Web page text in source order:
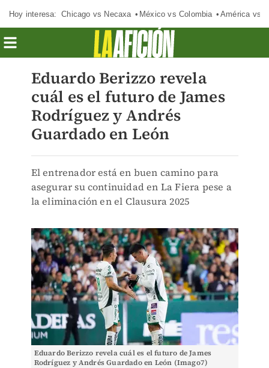
Hoy interesa: Chicago vs Necaxa México vs Colombia América vs
Eduardo Berizzo revela
cuál es el futuro de James
Rodríguez y Andrés
Guardado en León
El entrenador está en buen camino para
asegurar su continuidad en La Fiera pese a
la eliminación en el Clausura 2025
Eduardo Berizzo revela cuál es el futuro de James
Rodríguez y Andrés Guardado en León (Imago7)